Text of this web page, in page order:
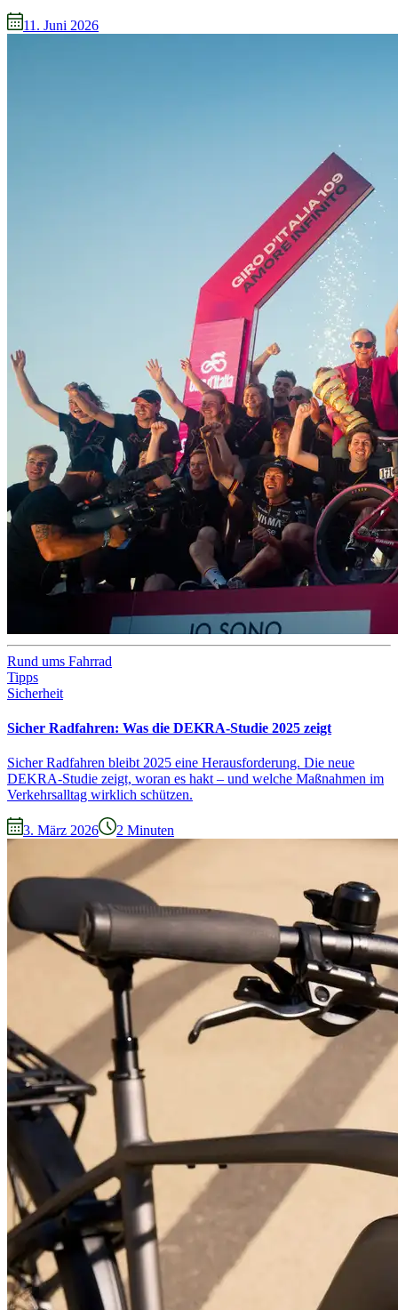
11. Juni 2026
Rund ums Fahrrad
Tipps
Sicherheit
Sicher Radfahren: Was die DEKRA-Studie 2025 zeigt
Sicher Radfahren bleibt 2025 eine Herausforderung. Die neue
DEKRA-Studie zeigt, woran es hakt – und welche Maßnahmen im
Verkehrsalltag wirklich schützen.
3. März 2026 2 Minuten